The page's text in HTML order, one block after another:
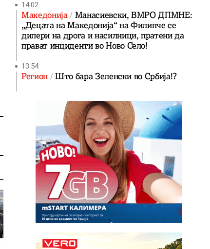
14:02
Македонија Манасиевски, ВМРО ДПМНЕ:
„Децата на Македонија“ на Филипче се
дилери на дрога и насилници, пратени да
прават инциденти во Ново Село!
13:54
Регион Што бара Зеленски во Србија!?